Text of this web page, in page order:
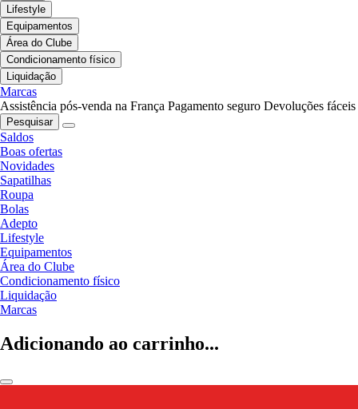
Lifestyle
Equipamentos
Área do Clube
Condicionamento físico
Liquidação
Marcas
Assistência pós-venda na França Pagamento seguro Devoluções fáceis
Pesquisar
Saldos
Boas ofertas
Novidades
Sapatilhas
Roupa
Bolas
Adepto
Lifestyle
Equipamentos
Área do Clube
Condicionamento físico
Liquidação
Marcas
Adicionando ao carrinho...